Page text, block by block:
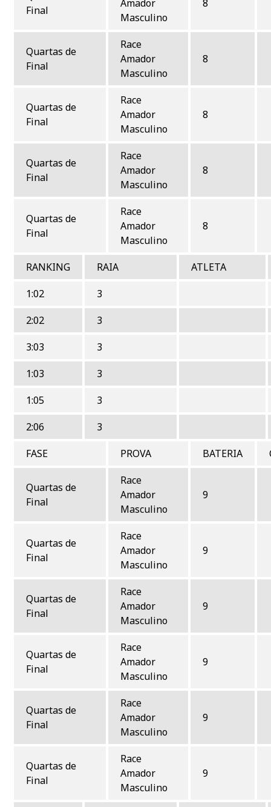
Final
Amador
Masculino
8
Quartas de
Final
Race
Amador
Masculino
8
Quartas de
Final
Race
Amador
Masculino
8
Quartas de
Final
Race
Amador
Masculino
8
Quartas de
Final
Race
Amador
Masculino
8
RANKING RAIA
ATLETA
1:02
3
2:02
3
3:03
3
1:03
3
1:05
3
2:06
3
FASE
PROVA BATERIA
Quartas de
Final
Race
Amador
Masculino
9
Quartas de
Final
Race
Amador
Masculino
9
Quartas de
Final
Race
Amador
Masculino
9
Quartas de
Final
Race
Amador
Masculino
9
Quartas de
Final
Race
Amador
Masculino
9
Quartas de
Final
Race
Amador
Masculino
9